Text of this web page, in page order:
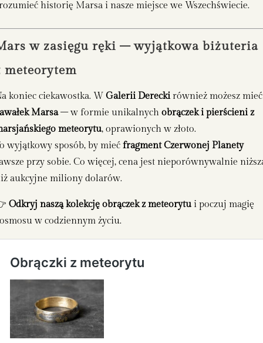
historię Marsa i nasze miejsce we Wszechświecie.
w zasięgu ręki – wyjątkowa biżuteria
meteorytem
koniec ciekawostka. WGalerii Dereckirównież możesz mieć
Marsa– w formie unikalnychobrączek i pierścieni z
meteorytu, oprawionych w złoto.
wyjątkowy sposób, by miećfragment Czerwonej Planety
przy sobie. Co więcej, cena jest nieporównywalnie
aukcyjne miliony dolarów.
Odkryj naszą kolekcję obrączek z meteorytu i poczuj magię
w codziennym życiu.